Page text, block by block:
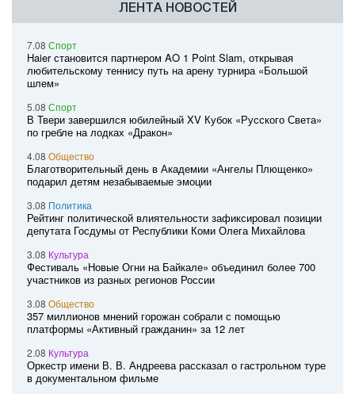
ЛЕНТА НОВОСТЕЙ
7.08 Спорт
Haier становится партнером AO 1 Point Slam, открывая
любительскому теннису путь на арену турнира «Большой
шлем»
5.08 Спорт
В Твери завершился юбилейный XV Кубок «Русского Света»
по гребле на лодках «Дракон»
4.08 Общество
Благотворительный день в Академии «Ангелы Плющенко»
подарил детям незабываемые эмоции
3.08 Политика
Рейтинг политической влиятельности зафиксировал позиции
депутата Госдумы от Республики Коми Олега Михайлова
3.08 Культура
Фестиваль «Новые Огни на Байкале» объединил более 700
участников из разных регионов России
3.08 Общество
357 миллионов мнений горожан собрали с помощью
платформы «Активный гражданин» за 12 лет
2.08 Культура
Оркестр имени В. В. Андреева рассказал о гастрольном туре
в документальном фильме